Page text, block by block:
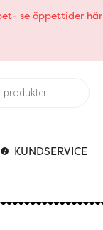
se öppettider här
KUNDSERVICE